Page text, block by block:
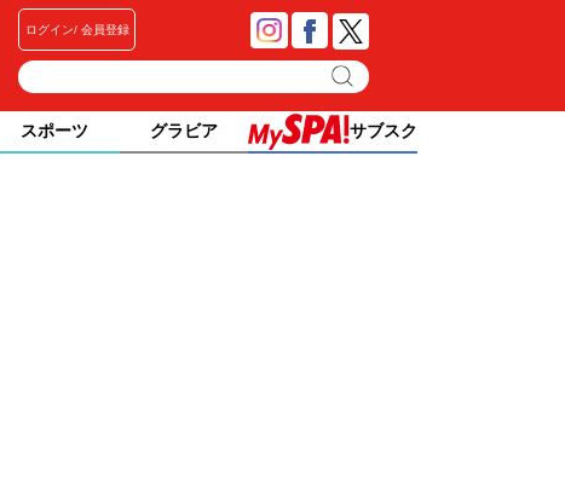
ログイン 会員登録
スポーツ グラビア サブスク